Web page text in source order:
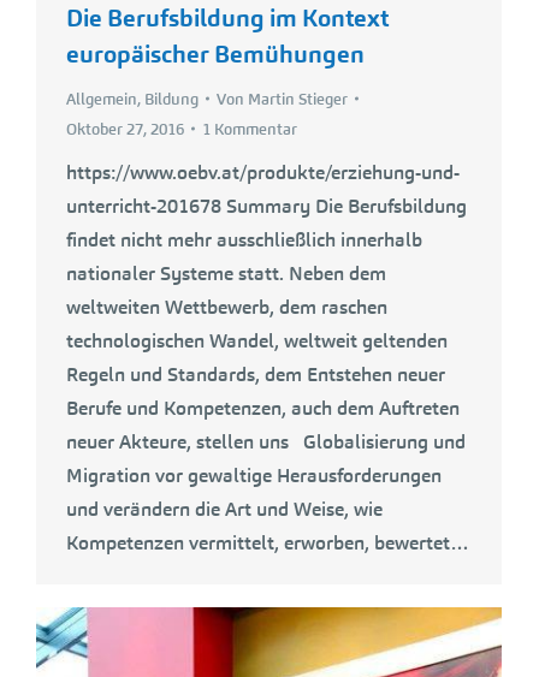
Die Berufsbildung im Kontext
europäischer Bemühungen
Allgemein, Bildung Von Martin Stieger
Oktober 27, 2016
1 Kommentar
https://www.oebv.at/produkte/erziehung-und-
unterricht-201678 Summary Die Berufsbildung
findet nicht mehr ausschließlich innerhalb
nationaler Systeme statt. Neben dem
weltweiten Wettbewerb, dem raschen
technologischen Wandel, weltweit geltenden
Regeln und Standards, dem Entstehen neuer
Berufe und Kompetenzen, auch dem Auftreten
neuer Akteure, stellen uns Globalisierung und
Migration vor gewaltige Herausforderungen
und verändern die Art und Weise, wie
Kompetenzen vermittelt, erworben, bewertet…